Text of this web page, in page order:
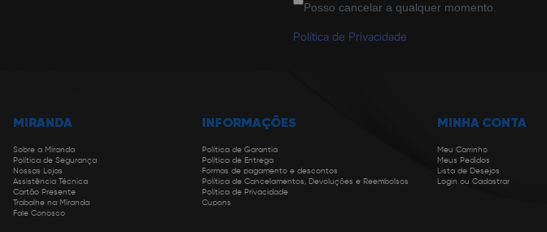
Posso cancelar a qualquer momento.
Política de Privacidade
MIRANDA
Sobre a Miranda
Política de Segurança
Nossas Lojas
Assistência Técnica
Cartão Presente
Trabalhe na Miranda
Fale Conosco
INFORMAÇÕES
Política de Garantia
Política de Entrega
Formas de pagamento e descontos
Política de Cancelamentos, Devoluções e Reembolsos
Política de Privacidade
Cupons
MINHA CONTA
Meu Carrinho
Meus Pedidos
Lista de Desejos
Login ou Cadastrar